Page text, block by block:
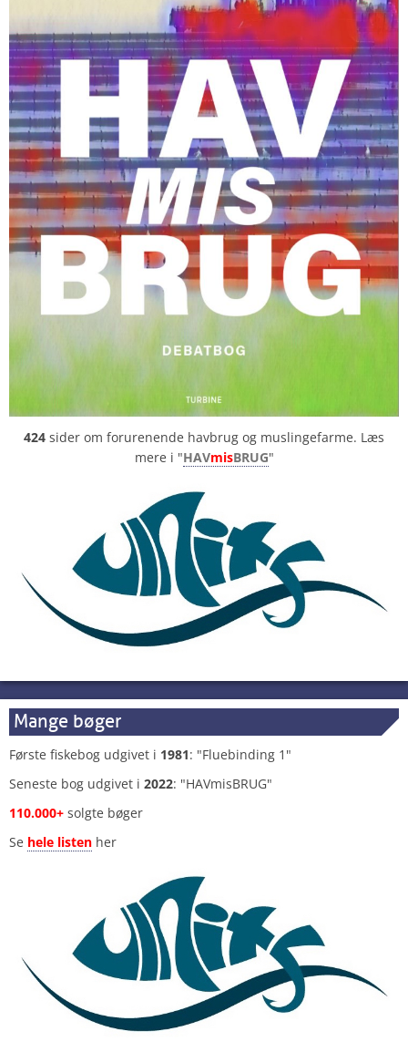
424 sider om forurenende havbrug og muslingefarme. Læs
mere i "HAVmisBRUG"
Mange bøger
Første fiskebog udgivet i 1981: "Fluebinding 1"
Seneste bog udgivet i 2022: "HAVmisBRUG"
110.000+ solgte bøger
Se hele listen her